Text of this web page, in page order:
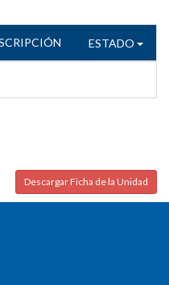
ESTADO
Descargar Ficha de la Unidad